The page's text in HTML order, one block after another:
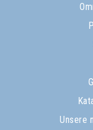
Unsere